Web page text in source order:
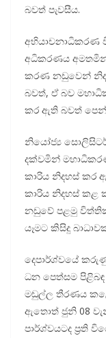
බවත් පැව­සීය.
අභි­යා­ච­නා­ධි­ක­රණ
අධි­ක­ර­ණය
ක­රණ නඩු­වෙන්
බවත්, ඒ බව
කර ඇති බවත්
නියෝජ්‍ය
දක්ව­මින්
කා­රිය නිද­හස් කර
කා­රිය නිද­හස්
නඩුවේ පළමු
යෑමට කිසිදු
දෙපා­ර්ශ්වයේ
ධන පෙත්සම පිළි­බඳ
මඬුල්ල තීර­ණය
ඇතොත් ජුනි 08
පාර්ශ්ව­ය­ටද ප්‍රති